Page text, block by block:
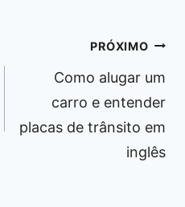
PRÓXIMO
Como alugar um
carro e entender
placas de trânsito em
inglês